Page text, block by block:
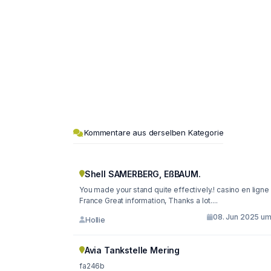
Kommentare aus derselben Kategorie
Shell SAMERBERG, EßBAUM.
You made your stand quite effectively.! casino en ligne
France Great information, Thanks a lot....
Hollie 08. Jun 2025 um
Avia Tankstelle Mering
fa246b